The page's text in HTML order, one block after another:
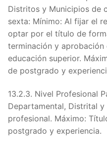
Distritos y Municipios de
sexta: Mínimo: Al fijar el
optar por el título de
terminación y
educación superior.
de postgrado y
13.2.3. Nivel Profesional
Departamental, Distrital
profesional. Máximo:
postgrado y experiencia.